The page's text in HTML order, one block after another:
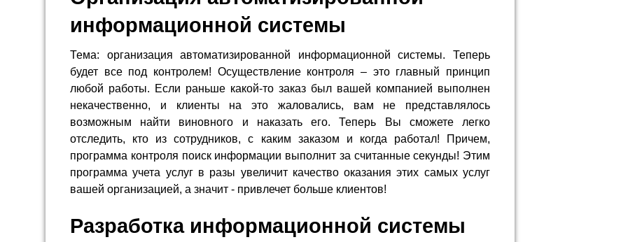
информационной системы
Тема: организация автоматизированной информационной системы. Теперь
будет все под контролем! Осуществление контроля – это главный принцип
любой работы. Если раньше какой-то заказ был вашей компанией выполнен
некачественно, и клиенты на это жаловались, вам не представлялось
возможным найти виновного и наказать его. Теперь Вы сможете легко
отследить, кто из сотрудников, с каким заказом и когда работал! Причем,
программа контроля поиск информации выполнит за считанные секунды! Этим
программа учета услуг в разы увеличит качество оказания этих самых услуг
вашей организацией, а значит - привлечет больше клиентов!
Разработка информационной системы